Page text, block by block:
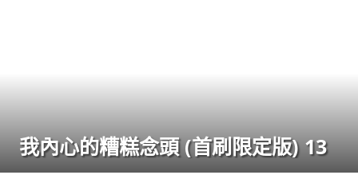
我內心的糟糕念頭 (首刷限定版) 13